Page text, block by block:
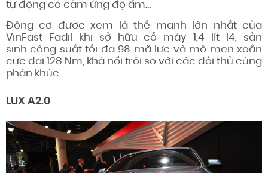
tự động có cảm ứng độ ẩm…
Động cơ được xem là thế mạnh lớn nhất của
VinFast Fadil khi sở hữu cỗ máy 1,4 lít I4, sản
sinh công suất tối đa 98 mã lực và mô men xoắn
cực đại 128 Nm, khá nổi trội so với các đối thủ cùng
phân khúc.
LUX A2.0